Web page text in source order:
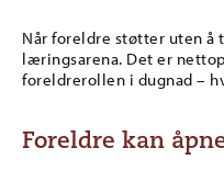
Når foreldre støtter uten å
læringsarena. Det er
foreldrerollen i dugnad –
Foreldre kan